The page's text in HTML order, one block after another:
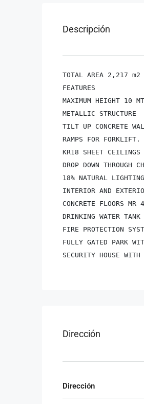
Descripción
TOTAL AREA 2,217 m2
FEATURES
MAXIMUM HEIGHT 10
METALLIC STRUCTURE
TILT UP CONCRETE
RAMPS FOR FORKLIFT.
KR18 SHEET CEILINGS
DROP DOWN THROUGH
18% NATURAL
INTERIOR AND
CONCRETE FLOORS
DRINKING WATER
FIRE PROTECTION
FULLY GATED PARK
SECURITY HOUSE
Dirección
Dirección